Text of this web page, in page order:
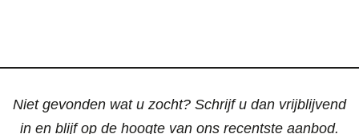
Niet gevonden wat u zocht? Schrijf u dan vrijblijvend
in en blijf op de hoogte van ons recentste aanbod.